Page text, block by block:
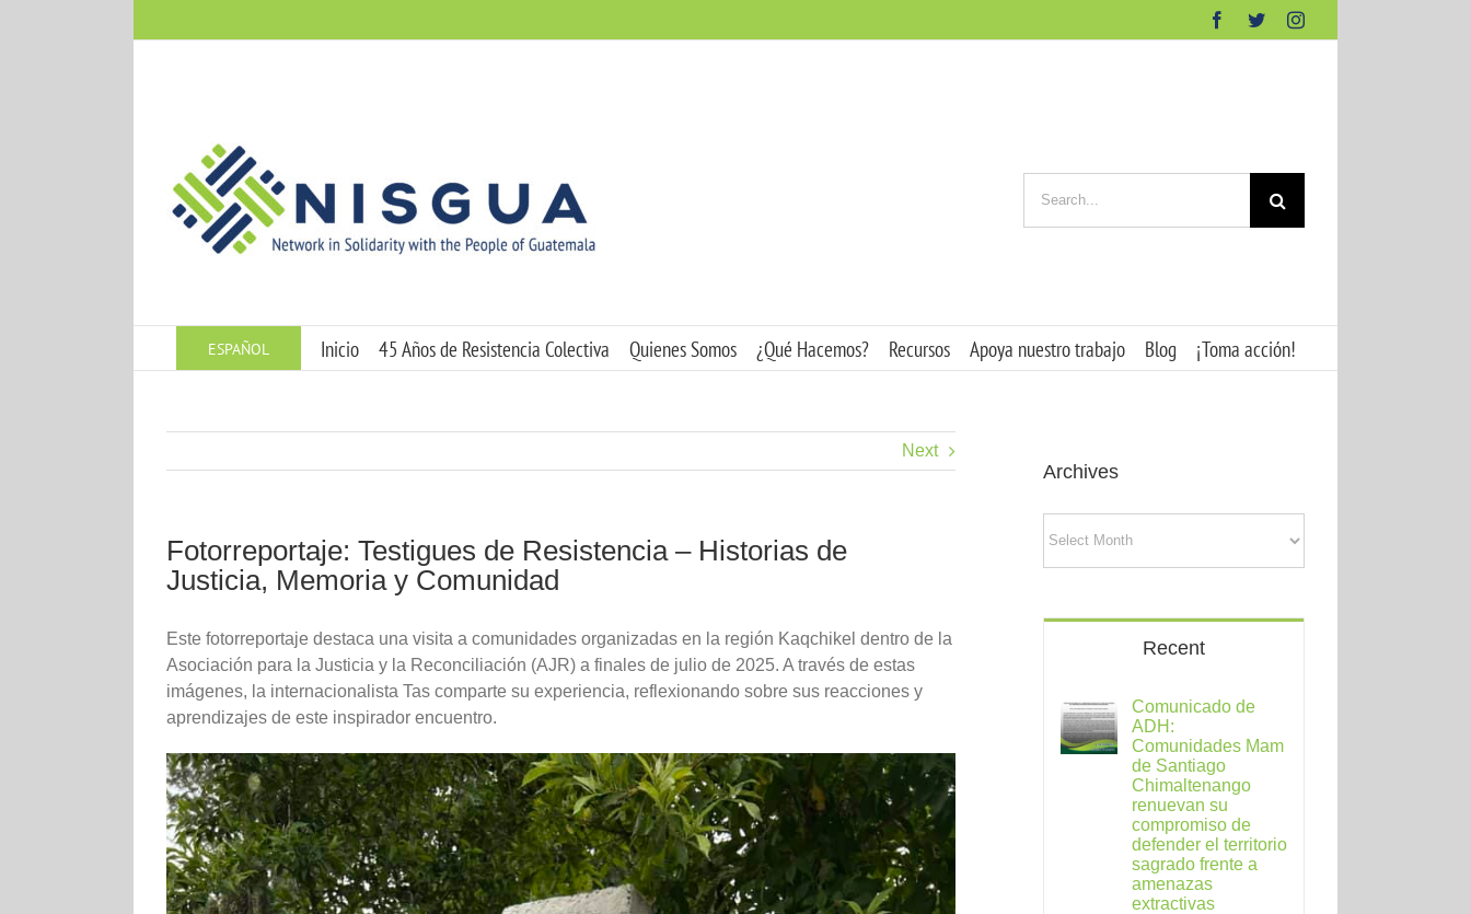
Facebook
TwitterInstagram
for:
ESPAÑOL Inicio 45 Años de Resistencia Colectiva Quienes Somos ¿Qué Hacemos? Recursos Apoya nuestro trabajo Blog ¡Toma acción!
Next
Fotorreportaje: Testigues de Resistencia – Historias de
Justicia, Memoria y Comunidad
Este fotorreportaje destaca una visita a comunidades organizadas en la región Kaqchikel dentro de la
Asociación para la Justicia y la Reconciliación (AJR) a finales de julio de 2025. A través de estas
imágenes, la internacionalista Tas comparte su experiencia, reflexionando sobre sus reacciones y
aprendizajes de este inspirador encuentro.
Archives
Recent
Comunicado de
ADH:
Comunidades Mam
de Santiago
Chimaltenango
renuevan su
compromiso de
defender el territorio
sagrado frente a
amenazas
extractivas